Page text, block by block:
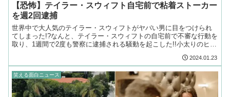
【恐怖】テイラー・スウィフト自宅前で粘着ストーカー
を週2回逮捕
世界中で大人気のテイラー・スウィフトがヤバい男に目をつけられ
てしまった!?なんと、テイラー・スウィフトの自宅前で不審な行動を
取り、1週間で2度も警察に逮捕される騒動を起こした!!小太りのヒゲ
2024.01.23
笑える面白ニュース